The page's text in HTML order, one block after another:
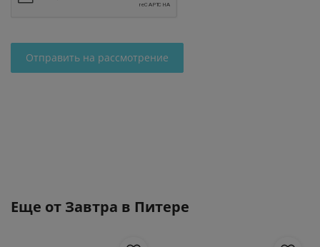
Отправить на рассмотрение
Еще от Завтра в Питере